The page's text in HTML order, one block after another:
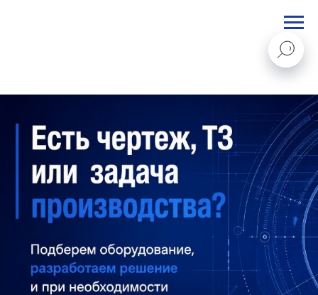
STANKI@PEGAS.COMPANY